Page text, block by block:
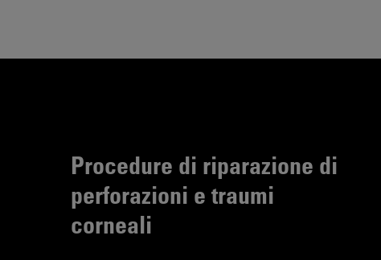
Procedure di riparazione di
perforazioni e traumi
corneali